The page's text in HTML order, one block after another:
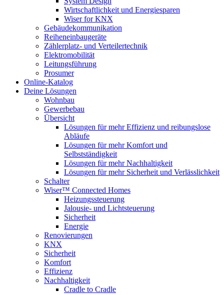
Wirtschaftlichkeit und Energiesparen
Wiser for KNX
Gebäudekommunikation
Reiheneinbaugeräte
Zählerplatz- und Verteilertechnik
Elektromobilität
Leitungsführung
Prosumer
Online-Katalog
Deine Lösungen
Wohnbau
Gewerbebau
Übersicht
Lösungen für mehr Effizienz und reibungslose
Abläufe
Lösungen für mehr Komfort und
Selbstständigkeit
Lösungen für mehr Nachhaltigkeit
Lösungen für mehr Sicherheit und Verlässlichkeit
Schalter
Wiser™ Connected Homes
Heizungssteuerung
Jalousie- und Lichtsteuerung
Sicherheit
Energie
Renovierungen
KNX
Sicherheit
Komfort
Effizienz
Nachhaltigkeit
Cradle to Cradle